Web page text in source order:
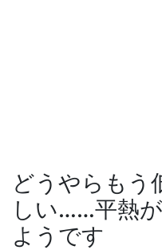
どうやらもう
しい……平熱
ようです